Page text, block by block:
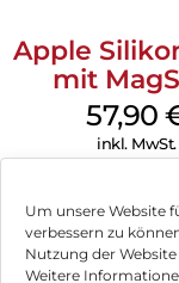
Um unsere Website
verbessern zu
Nutzung der
Weitere
Apple
mit
iPhone 14
57,90
inkl. MwSt.
Impressum